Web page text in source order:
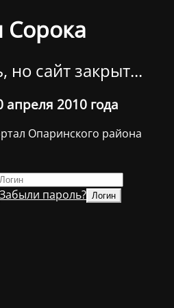
Сорока
сайт закрыт...
2010 года
Опаринского района
Забыли пароль?